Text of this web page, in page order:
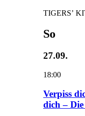
TIGERS’
So
27.09.
18:00
Verpiss
dich –